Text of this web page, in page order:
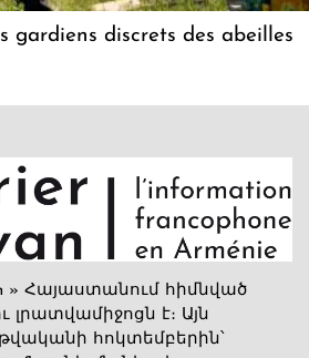
gardiens discrets des abeilles
» Հայաստանում հիմնված
լրատվամիջոցն է։ Այն
թվականի հոկտեմբերին՝